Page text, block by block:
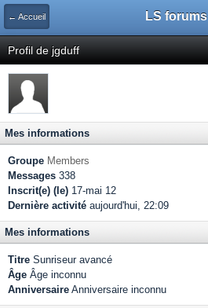
← Accueil LS forums
Profil de jgduff
Mes informations
Groupe Members
Messages 338
Inscrit(e) (le) 17-mai 12
Dernière activité aujourd'hui, 22:09
Mes informations
Titre Sunriseur avancé
Âge Âge inconnu
Anniversaire Anniversaire inconnu